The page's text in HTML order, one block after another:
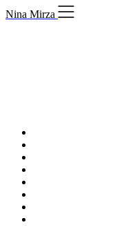
Skip
to
Nina Mirza